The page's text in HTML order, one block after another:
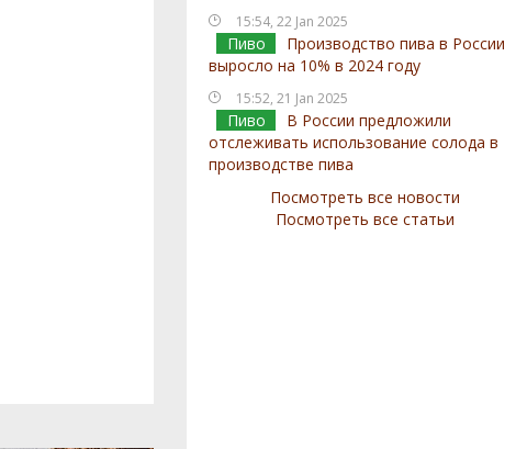
15:54, 22 Jan 2025
Пиво
Производство пива в России
выросло на 10% в 2024 году
15:52, 21 Jan 2025
Пиво
В России предложили
отслеживать использование солода в
производстве пива
Посмотреть все новости
Посмотреть все статьи